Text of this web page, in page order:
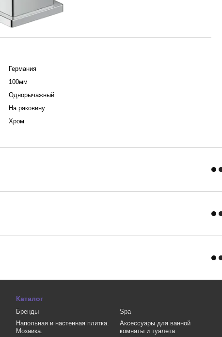
Германия
100мм
Однорычажный
На раковину
Хром
Каталог
Бренды
Напольная и настенная плитка.
Мозаика.
Spa
Аксессуары для ванной
комнаты и туалета